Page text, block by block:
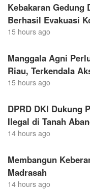
Kebakaran Gedung
Berhasil Evakuasi
15 hours ago
Manggala Agni
Riau, Terkendala
15 hours ago
DPRD DKI Dukung
Ilegal di Tanah
14 hours ago
Membangun
Madrasah
14 hours ago